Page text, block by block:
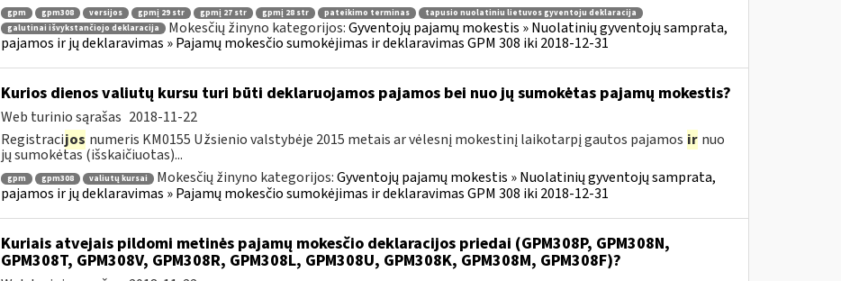
gpm gpm308 versijos gpmį 29 str gpmį 27 str gpmį 28 str pateikimo terminas
tapusio nuolatiniu lietuvos gyventoju deklaracija
galutinai išvykstančiojo deklaracija
Mokesčių žinyno kategorijos:Gyventojų pajamų mokestis » Nuolatinių gyventojų samprata,
pajamos ir jų deklaravimas » Pajamų mokesčio sumokėjimas ir deklaravimas GPM 308 iki 2018-12-31
Kurios dienos valiutų kursu turi būti deklaruojamos pajamos bei nuo jų sumokėtas pajamų mokestis?
Web turinio sąrašas 2018-11-22
Registracijos numeris KM0155 Užsienio valstybėje 2015 metais ar vėlesnį mokestinį laikotarpį gautos pajamos ir nuo
jų sumokėtas (išskaičiuotas)...
gpm gpm308 valiutų kursai Mokesčių žinyno kategorijos:Gyventojų pajamų mokestis » Nuolatinių gyventojų samprata,
pajamos ir jų deklaravimas » Pajamų mokesčio sumokėjimas ir deklaravimas GPM 308 iki 2018-12-31
Kuriais atvejais pildomi metinės pajamų mokesčio deklaracijos priedai (GPM308P, GPM308N,
GPM308T, GPM308V, GPM308R, GPM308L, GPM308U, GPM308K, GPM308M, GPM308F)?